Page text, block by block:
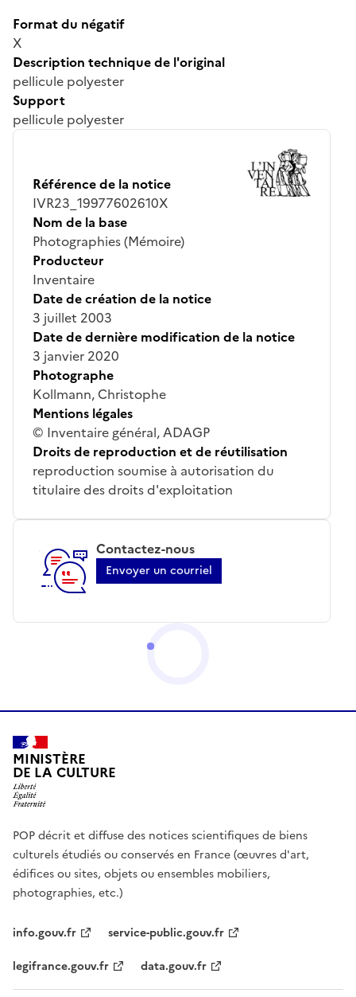
Format du négatif
X
Description technique de l'original
pellicule polyester
Support
pellicule polyester
Référence de la notice
IVR23_19977602610X
Nom de la base
Photographies (Mémoire)
Producteur
Inventaire
Date de création de la notice
3 juillet 2003
Date de dernière modification de la notice
3 janvier 2020
Photographe
Kollmann, Christophe
Mentions légales
© Inventaire général, ADAGP
Droits de reproduction et de réutilisation
reproduction soumise à autorisation du
titulaire des droits d'exploitation
Contactez-nous
Envoyer un courriel
MINISTÈRE
DE LA CULTURE
POP décrit et diffuse des notices scientifiques de biens
culturels étudiés ou conservés en France (œuvres d'art,
édifices ou sites, objets ou ensembles mobiliers,
photographies, etc.)
info.gouv.fr
service-public.gouv.fr
legifrance.gouv.fr
data.gouv.fr